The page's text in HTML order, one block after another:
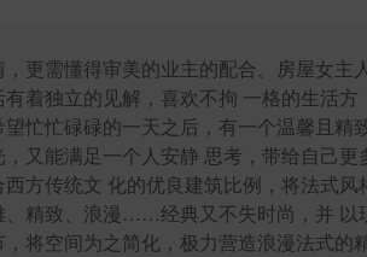
更需懂得审美的业主的配合。房屋女主
着独立的见解，喜欢不拘 一格的生活方
忙忙碌碌的一天之后，有一个温馨且精
又能满足一个人安静 思考，带给自己更
方传统文 化的优良建筑比例，将法式风
、精致、浪漫……经典又不失时尚，并 以
将空间为之简化，极力营造浪漫法式的